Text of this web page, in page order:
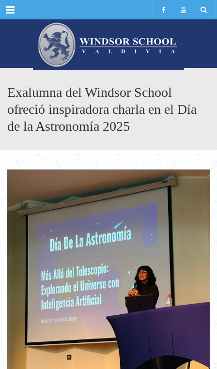
Menu
Exalumna del Windsor School
ofreció inspiradora charla en el Día
de la Astronomía 2025